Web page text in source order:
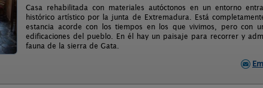
Casa rehabilitada con materiales autóctonos en un entorno
histórico artístico por la junta de Extremadura. Está
estancia acorde con los tiempos en los que vivimos, pero con
edificaciones del pueblo. En él hay un paisaje para recorrer y
fauna de la sierra de Gata.